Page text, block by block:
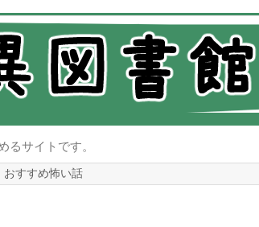
るサイトです。
おすすめ怖い話